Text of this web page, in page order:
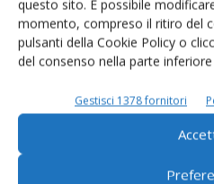
questo sito. È possibile
momento, compreso il ritiro del
pulsanti della Cookie Policy o
del consenso nella parte
Gestisci 1378 fornitori